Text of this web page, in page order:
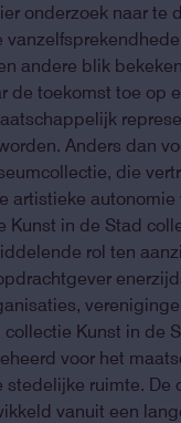
onderzoek naar te
andere blik
de toekomst toe op
Anders dan
die
artistieke
Kunst in de Stad
rol ten
Kunst in de
voor het
stedelijke ruimte. De
vanuit een